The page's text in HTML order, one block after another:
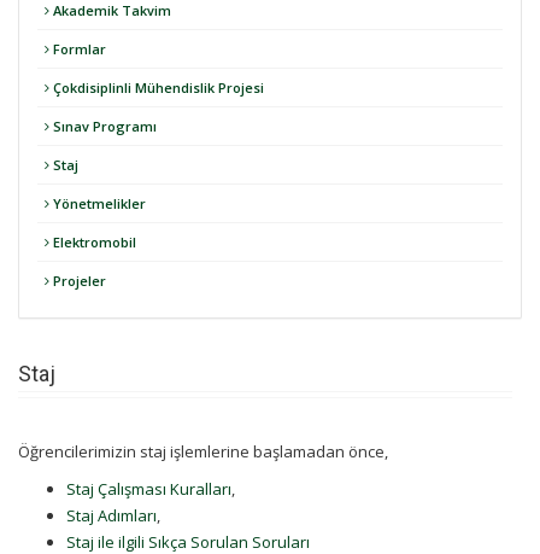
Akademik Takvim
Formlar
Çokdisiplinli Mühendislik Projesi
Sınav Programı
Staj
Yönetmelikler
Elektromobil
Projeler
Staj
Öğrencilerimizin staj işlemlerine başlamadan önce,
Staj Çalışması Kuralları,
Staj Adımları,
Staj ile ilgili Sıkça Sorulan Soruları